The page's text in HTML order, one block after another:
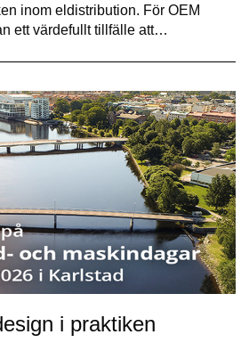
inom eldistribution. För OEM
ett värdefullt tillfälle att…
i praktiken